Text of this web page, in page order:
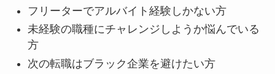
フリーターでアルバイト経験しかない方
未経験の職種にチャレンジしようか悩んでいる
方
次の転職はブラック企業を避けたい方